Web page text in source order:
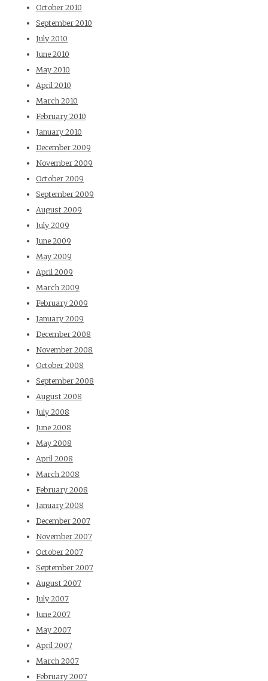
October 2010
September 2010
July 2010
June 2010
May 2010
April 2010
March 2010
February 2010
January 2010
December 2009
November 2009
October 2009
September 2009
August 2009
July 2009
June 2009
May 2009
April 2009
March 2009
February 2009
January 2009
December 2008
November 2008
October 2008
September 2008
August 2008
July 2008
June 2008
May 2008
April 2008
March 2008
February 2008
January 2008
December 2007
November 2007
October 2007
September 2007
August 2007
July 2007
June 2007
May 2007
April 2007
March 2007
February 2007